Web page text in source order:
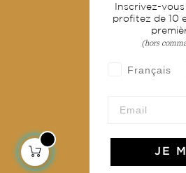
Livraison &
CGV
L'Art de Vivre
Inscrivez-
profitez de 10
(hors
Français
JE